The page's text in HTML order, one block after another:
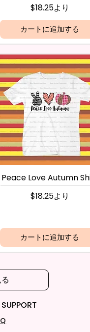
$18.25より
セール価格
カートに追加する
Peace Love Autumn
$18.25より
セール価格
カートに追加する